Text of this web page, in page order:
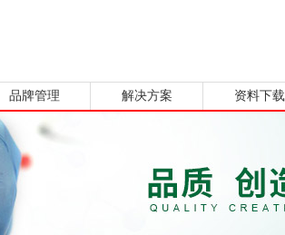
品牌管理 解决方案 资料下载